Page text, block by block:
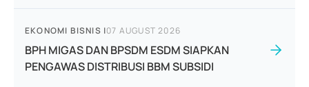
EKONOMI BISNIS |07 AUGUST 2026
BPH MIGAS DAN BPSDM ESDM SIAPKAN
PENGAWAS DISTRIBUSI BBM SUBSIDI